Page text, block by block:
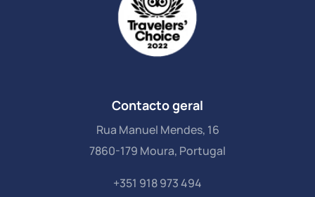
Contacto geral
Rua Manuel Mendes, 16
7860-179 Moura, Portugal
+351 918 973 494